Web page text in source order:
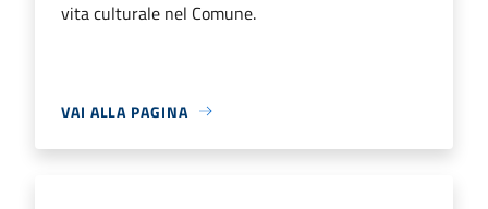
vita culturale nel Comune.
VAI ALLA PAGINA